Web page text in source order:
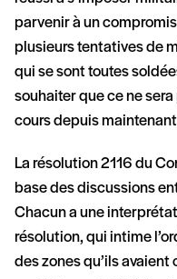
parvenir à un
plusieurs tentatives de
qui se sont toutes
souhaiter que ce ne
cours depuis
La résolution 2116 du
base des discussions
Chacun a une
résolution, qui intime
des zones qu’ils